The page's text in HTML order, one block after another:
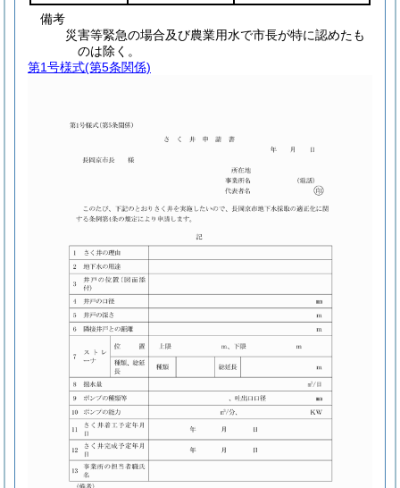
備考
災害等緊急の場合及び農業用水で市長が特に認めたも
のは除く。
第1号様式(第5条関係)